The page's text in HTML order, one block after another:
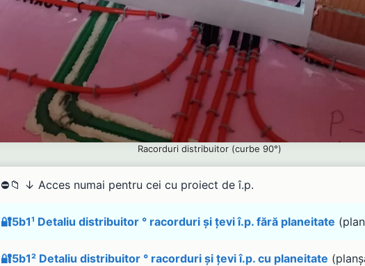
Racorduri distribuitor (curbe 90°)
⛔📁 ↓ Acces numai pentru cei cu proiect de î.p.
🔐5b1¹ Detaliu distribuitor ° racorduri și țevi î.p. fără planeitate
🔐5b1² Detaliu distribuitor ° racorduri și țevi î.p. cu planeitate